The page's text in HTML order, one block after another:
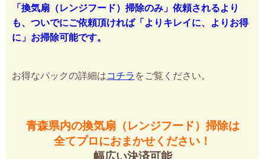
「換気扇（レンジフード）掃除のみ」依頼されるより
も、ついでにご依頼頂ければ「よりキレイに、よりお得
に」お掃除可能です。
お得なパックの詳細はコチラ をご覧ください。
青森県内の換気扇（レンジフード）掃除は
全てプロにおまかせください！
幅広い決済可能